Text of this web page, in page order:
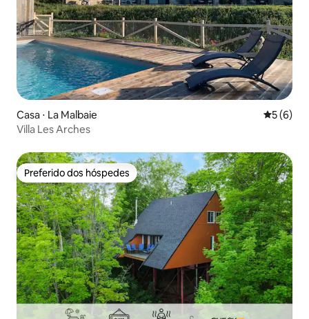
Casa ⋅ La Malbaie 5 de
5 (6)
Villa Les Arches
Preferido dos hóspedes
Preferido dos hóspedes